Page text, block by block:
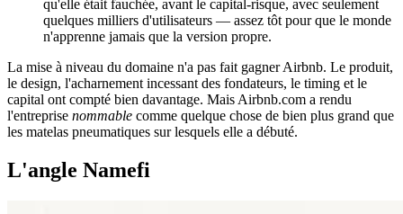
qu'elle était fauchée, avant le capital-risque, avec seulement
quelques milliers d'utilisateurs — assez tôt pour que le monde
n'apprenne jamais que la version propre.
La mise à niveau du domaine n'a pas fait gagner Airbnb. Le produit,
le design, l'acharnement incessant des fondateurs, le timing et le
capital ont compté bien davantage. Mais Airbnb.com a rendu
l'entreprise nommable comme quelque chose de bien plus grand que
les matelas pneumatiques sur lesquels elle a débuté.
L'angle Namefi